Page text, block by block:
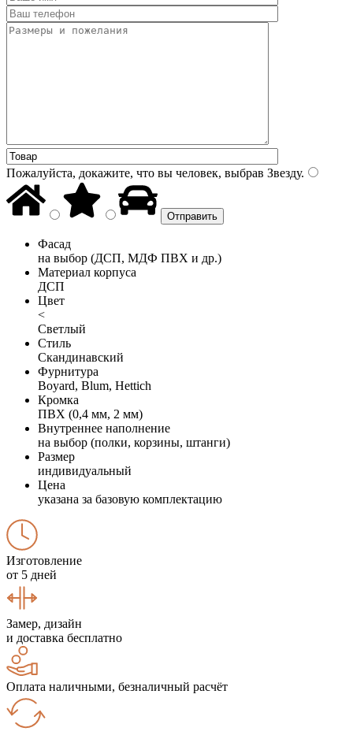
Пожалуйста, докажите, что вы человек, выбрав Звезду.
Фасад
на выбор (ДСП, МДФ ПВХ и др.)
Материал корпуса
ДСП
Цвет
<
Светлый
Стиль
Скандинавский
Фурнитура
Boyard, Blum, Hettich
Кромка
ПВХ (0,4 мм, 2 мм)
Внутреннее наполнение
на выбор (полки, корзины, штанги)
Размер
индивидуальный
Цена
указана за базовую комплектацию
Изготовление
от 5 дней
Замер, дизайн
и доставка бесплатно
Оплата наличными, безналичный расчёт